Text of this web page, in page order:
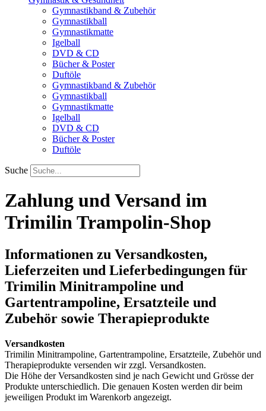
Gymnastikband & Zubehör
Gymnastikball
Gymnastikmatte
Igelball
DVD & CD
Bücher & Poster
Duftöle
Gymnastikband & Zubehör
Gymnastikball
Gymnastikmatte
Igelball
DVD & CD
Bücher & Poster
Duftöle
Suche
Zahlung und Versand im
Trimilin Trampolin-Shop
Informationen zu Versandkosten,
Lieferzeiten und Lieferbedingungen für
Trimilin Minitrampoline und
Gartentrampoline, Ersatzteile und
Zubehör sowie Therapieprodukte
Versandkosten
Trimilin Minitrampoline, Gartentrampoline, Ersatzteile, Zubehör und
Therapieprodukte versenden wir zzgl. Versandkosten.
Die Höhe der Versandkosten sind je nach Gewicht und Grösse der
Produkte unterschiedlich. Die genauen Kosten werden dir beim
jeweiligen Produkt im Warenkorb angezeigt.